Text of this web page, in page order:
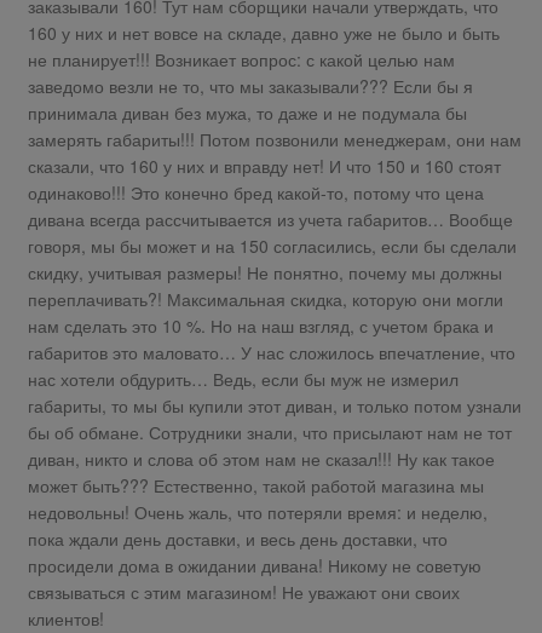
заказывали 160! Тут нам сборщики начали утверждать, что
160 у них и нет вовсе на складе, давно уже не было и быть
не планирует!!! Возникает вопрос: с какой целью нам
заведомо везли не то, что мы заказывали??? Если бы я
принимала диван без мужа, то даже и не подумала бы
замерять габариты!!! Потом позвонили менеджерам, они нам
сказали, что 160 у них и вправду нет! И что 150 и 160 стоят
одинаково!!! Это конечно бред какой-то, потому что цена
дивана всегда рассчитывается из учета габаритов… Вообще
говоря, мы бы может и на 150 согласились, если бы сделали
скидку, учитывая размеры! Не понятно, почему мы должны
переплачивать?! Максимальная скидка, которую они могли
нам сделать это 10 %. Но на наш взгляд, с учетом брака и
габаритов это маловато… У нас сложилось впечатление, что
нас хотели обдурить… Ведь, если бы муж не измерил
габариты, то мы бы купили этот диван, и только потом узнали
бы об обмане. Сотрудники знали, что присылают нам не тот
диван, никто и слова об этом нам не сказал!!! Ну как такое
может быть??? Естественно, такой работой магазина мы
недовольны! Очень жаль, что потеряли время: и неделю,
пока ждали день доставки, и весь день доставки, что
просидели дома в ожидании дивана! Никому не советую
связываться с этим магазином! Не уважают они своих
клиентов!